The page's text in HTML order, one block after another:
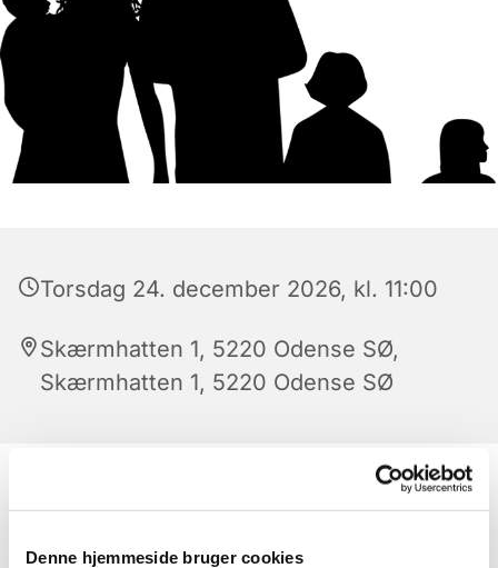
Denne hjemmeside bruger cookies
Torsdag 24. december 2026, kl. 11:00
Skærmhatten 1, 5220 Odense SØ,
Skærmhatten 1, 5220 Odense SØ